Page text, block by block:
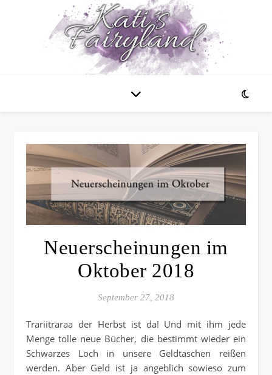
Neuerscheinungen im
Oktober 2018
September 27, 2018
Trariitraraa der Herbst ist da! Und mit ihm jede
Menge tolle neue Bücher, die bestimmt wieder ein
Schwarzes Loch in unsere Geldtaschen reißen
werden. Aber Geld ist ja angeblich sowieso zum